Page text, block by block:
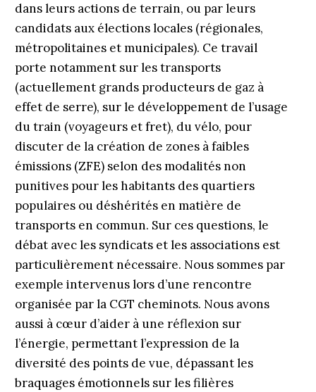
dans leurs actions de terrain, ou par leurs
candidats aux élections locales (régionales,
métropolitaines et municipales). Ce travail
porte notamment sur les transports
(actuellement grands producteurs de gaz à
effet de serre), sur le développement de l’usage
du train (voyageurs et fret), du vélo, pour
discuter de la création de zones à faibles
émissions (ZFE) selon des modalités non
punitives pour les habitants des quartiers
populaires ou déshérités en matière de
transports en commun. Sur ces questions, le
débat avec les syndicats et les associations est
particulièrement nécessaire. Nous sommes par
exemple intervenus lors d’une rencontre
organisée par la CGT cheminots. Nous avons
aussi à cœur d’aider à une réflexion sur
l’énergie, permettant l’expression de la
diversité des points de vue, dépassant les
braquages émotionnels sur les filières